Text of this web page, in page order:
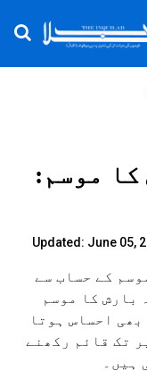
کا موسم:
Updated: June 05,
کے حساب سے
بارش کا موسم
احساس ہوتا
تک قائم رکھنے
ہیں۔